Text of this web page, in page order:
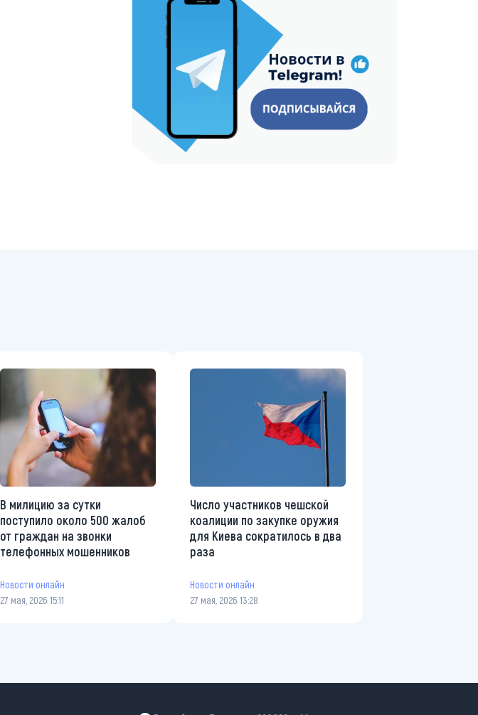
В милицию за сутки
поступило около 500 жалоб
от граждан на звонки
телефонных мошенников
Новости онлайн
27 мая, 2026 15:11
Число участников чешской
коалиции по закупке оружия
для Киева сократилось в два
раза
Новости онлайн
27 мая, 2026 13:28